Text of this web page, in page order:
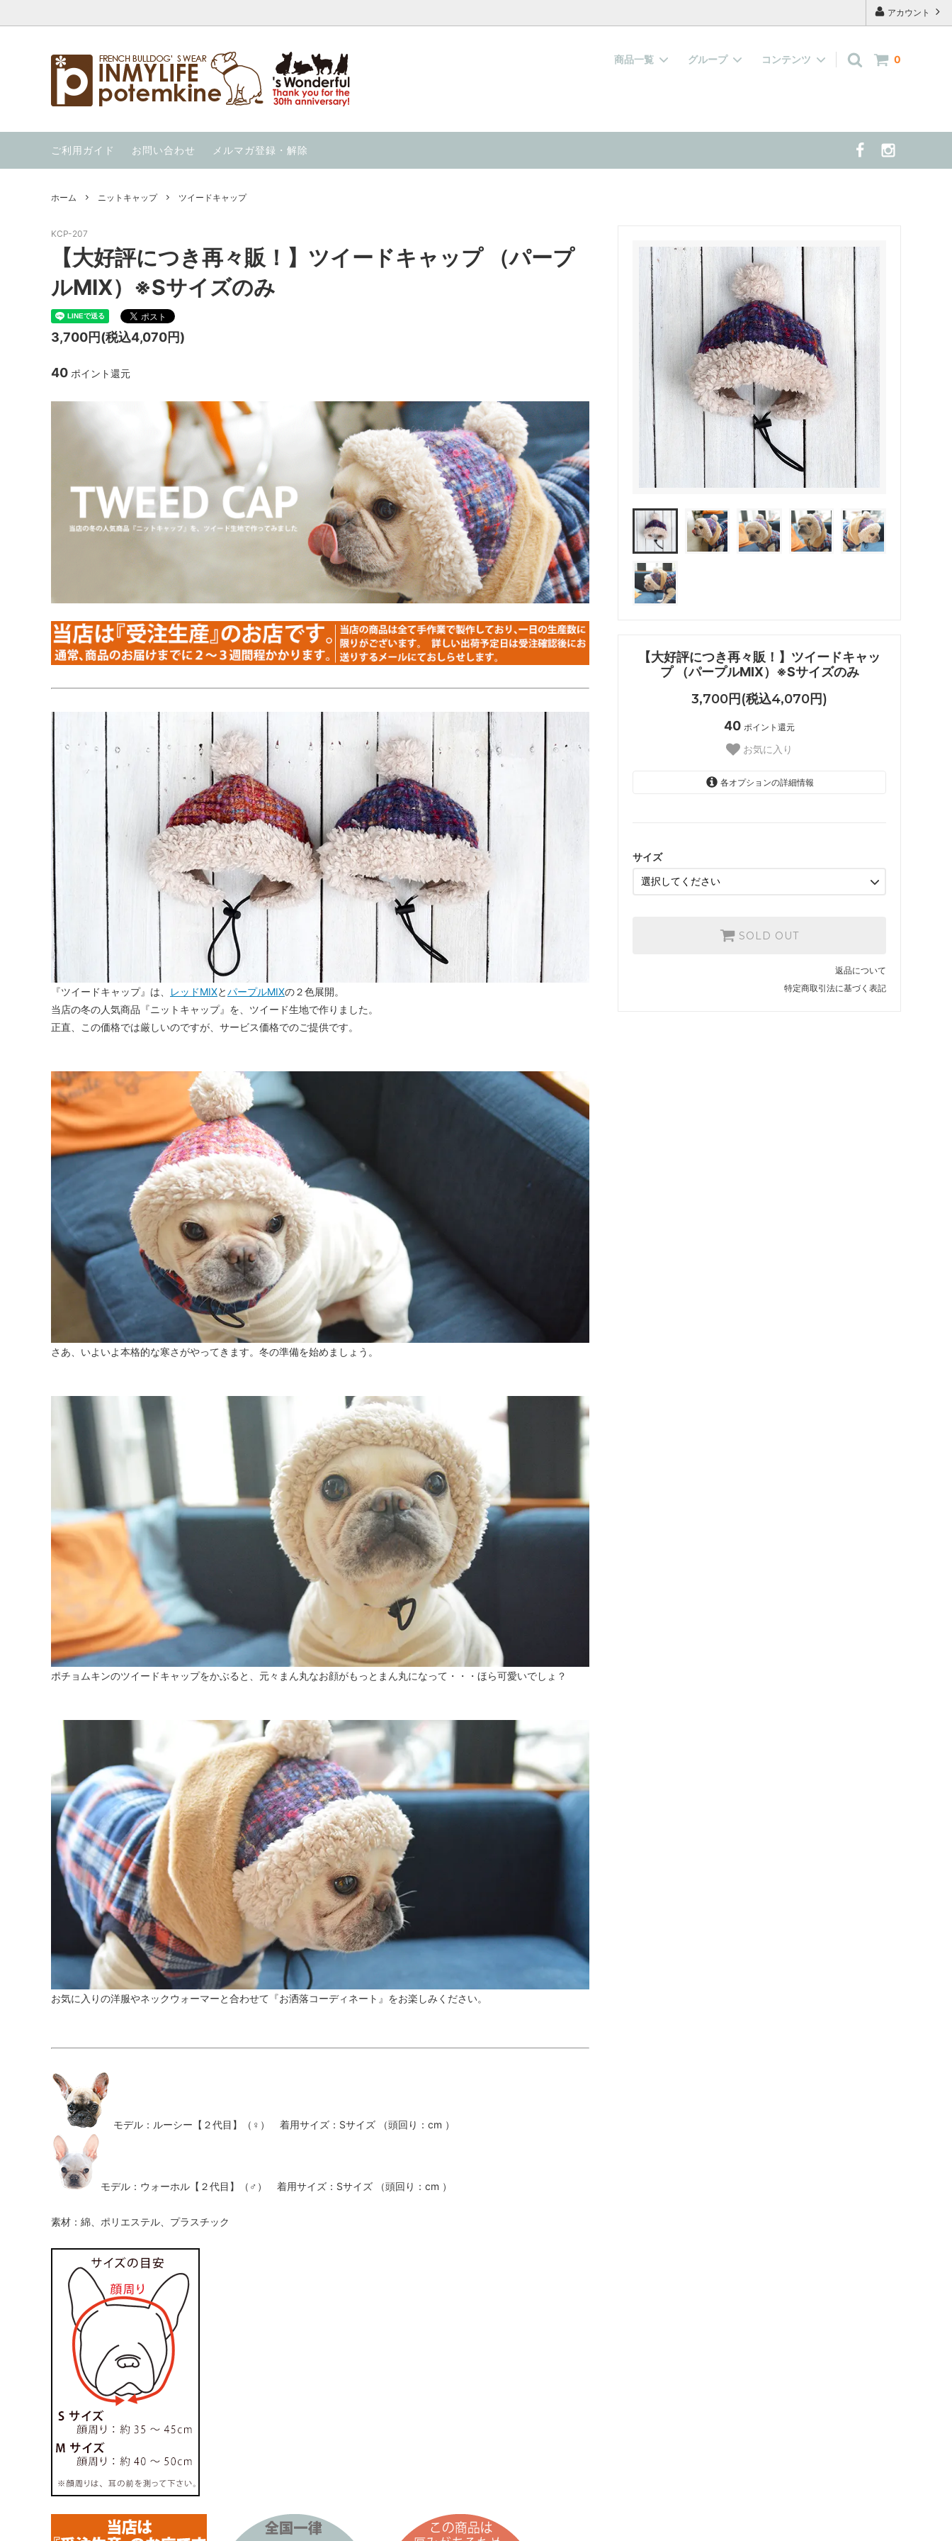
アカウント
0
商品一覧
ウエア クールウォーカー（夏用ハーネス）
ウィンター・ウォーカー（秋冬用ハーネ
ス）
ニットキャップ ネックウォーマー 雑貨
グループ
【暑さ対策応援価格】の商品を集めまし
夏用ハーネス COOL WALKER
通気性の良い服を集めました！ 冷んやーり感じる 接触冷感の洋服
コンテンツ
INMYLIFE potemkineの手仕事 当店の梱包と発送方法につきまして
ウォーホル絵本
OUT & IN 『水で濡らして着せる服』の
ススメ 2026
INMYLIFE potemkineが提案する 夏の
当店の看板犬 兼 モデル犬 の紹介
ご利用ガイド
お問い合わせ メルマガ登録・解除
ホーム ニットキャップ ツイードキャップ
【大好評につき再々販！】ツイードキャッ
プ （パープルMIX）※Sサイズのみ
3,700円(税込4,070円)
40 ポイント還元
お気に入り
各オプションの詳細情報
サイズ
SOLD OUT
返品について
特定商取引法に基づく表記
KCP-207
【大好評につき再々販！】ツイードキャップ （パープ
ルMIX）※Sサイズのみ
3,700円(税込4,070円)
40 ポイント還元
『ツイードキャップ』は、 レッドMIXとパープルMIXの２色展開。
当店の冬の人気商品『ニットキャップ』を、ツイード生地で作りました。
正直、この価格では厳しいのですが、サービス価格でのご提供です。
さあ、いよいよ本格的な寒さがやってきます。冬の準備を始めましょう。
ポチョムキンのツイードキャップをかぶると、元々まん丸なお顔がもっとまん丸になって・・・ほら可愛いでしょ？
お気に入りの洋服やネックウォーマーと合わせて『お洒落コーディネート』をお楽しみください。
モデル：ルーシー【２代目】（♀） 着用サイズ：Sサイズ （頭回り：cm ）
モデル：ウォーホル【２代目】（♂） 着用サイズ：Sサイズ （頭回り：cm ）
素材：綿、ポリエステル、プラスチック